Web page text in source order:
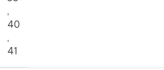
,
40
,
41